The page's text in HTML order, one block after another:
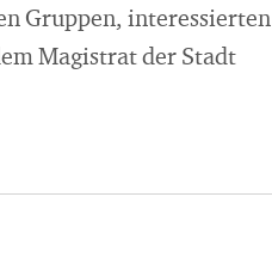
Gruppen, interessierten
Magistrat der Stadt